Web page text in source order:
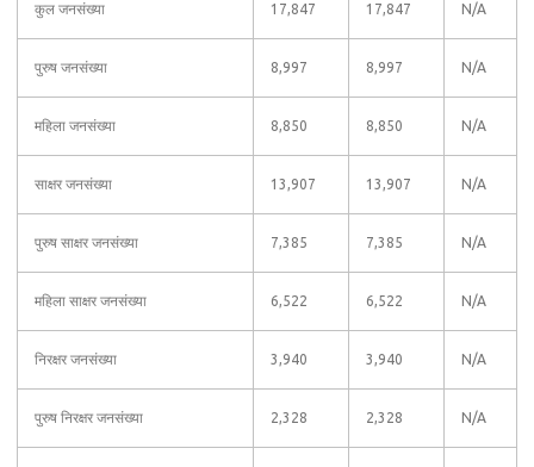
कुल जनसंख्या 17,847 17,847 N/A
पुरुष जनसंख्या 8,997 8,997 N/A
महिला जनसंख्या 8,850 8,850 N/A
साक्षर जनसंख्या 13,907 13,907 N/A
पुरुष साक्षर जनसंख्या 7,385 7,385 N/A
महिला साक्षर जनसंख्या 6,522 6,522 N/A
निरक्षर जनसंख्या 3,940 3,940 N/A
पुरुष निरक्षर जनसंख्या 2,328 2,328 N/A